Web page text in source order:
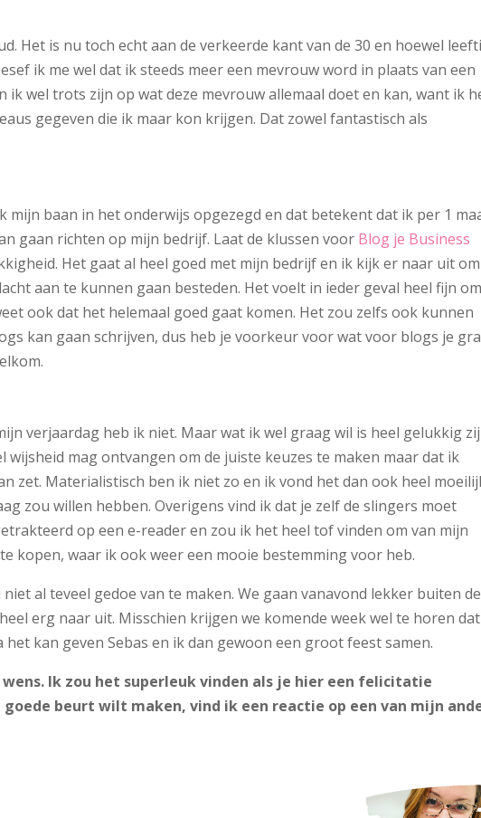
Het is nu toch echt aan de verkeerde kant van de 30 en hoewel
ik me wel dat ik steeds meer een mevrouw word in plaats van een
ik wel trots zijn op wat deze mevrouw allemaal doet en kan, want ik
gegeven die ik maar kon krijgen. Dat zowel fantastisch als
mijn baan in het onderwijs opgezegd en dat betekent dat ik per 1
gaan richten op mijn bedrijf. Laat de klussen voor Blog je Business
Het gaat al heel goed met mijn bedrijf en ik kijk er naar uit om
aan te kunnen gaan besteden. Het voelt in ieder geval heel fijn om
ook dat het helemaal goed gaat komen. Het zou zelfs ook kunnen
kan gaan schrijven, dus heb je voorkeur voor wat voor blogs je
verjaardag heb ik niet. Maar wat ik wel graag wil is heel gelukkig
wijsheid mag ontvangen om de juiste keuzes te maken maar dat ik
zet. Materialistisch ben ik niet zo en ik vond het dan ook heel
zou willen hebben. Overigens vind ik dat je zelf de slingers moet
op een e-reader en zou ik het heel tof vinden om van mijn
kopen, waar ik ook weer een mooie bestemming voor heb.
al teveel gedoe van te maken. We gaan vanavond lekker buiten de
erg naar uit. Misschien krijgen we komende week wel te horen
kan geven Sebas en ik dan gewoon een groot feest samen.
Ik zou het superleuk vinden als je hier een felicitatie
beurt wilt maken, vind ik een reactie op een van mijn